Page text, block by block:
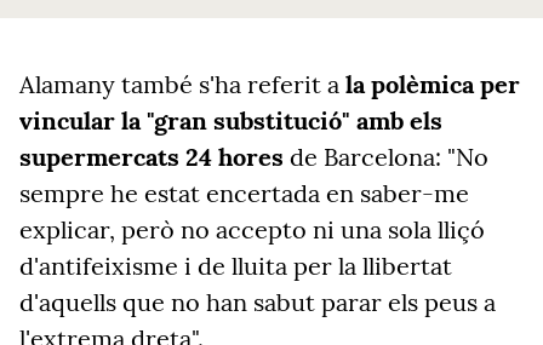
Alamany també s'ha referit a la polèmica per
vincular la "gran substitució" amb els
supermercats 24 hores de Barcelona: "No
sempre he estat encertada en saber-me
explicar, però no accepto ni una sola lliçó
d'antifeixisme i de lluita per la llibertat
d'aquells que no han sabut parar els peus a
l'extrema dreta".